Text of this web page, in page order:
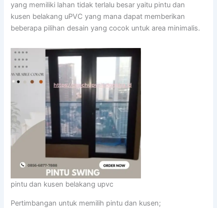
yang memiliki lahan tidak terlalu besar yaitu pintu dan
kusen belakang uPVC yang mana dapat memberikan
beberapa pilihan desain yang cocok untuk area minimalis.
pintu dan kusen belakang upvc
Pertimbangan untuk memilih pintu dan kusen;